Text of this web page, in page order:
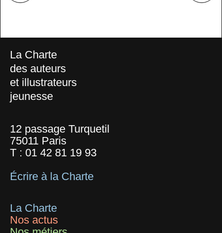
La Charte
des auteurs
et illustrateurs
jeunesse
12 passage Turquetil
75011 Paris
T : 01 42 81 19 93
Écrire à la Charte
La Charte
Nos actus